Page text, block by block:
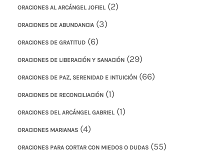
ORACIONES AL ARCÁNGEL JOFIEL (2)
ORACIONES DE ABUNDANCIA (3)
ORACIONES DE GRATITUD (6)
ORACIONES DE LIBERACIÓN Y SANACIÓN (29)
ORACIONES DE PAZ, SERENIDAD E INTUICIÓN (66)
ORACIONES DE RECONCILIACIÓN (1)
ORACIONES DEL ARCÁNGEL GABRIEL (1)
ORACIONES MARIANAS (4)
ORACIONES PARA CORTAR CON MIEDOS O DUDAS (55)